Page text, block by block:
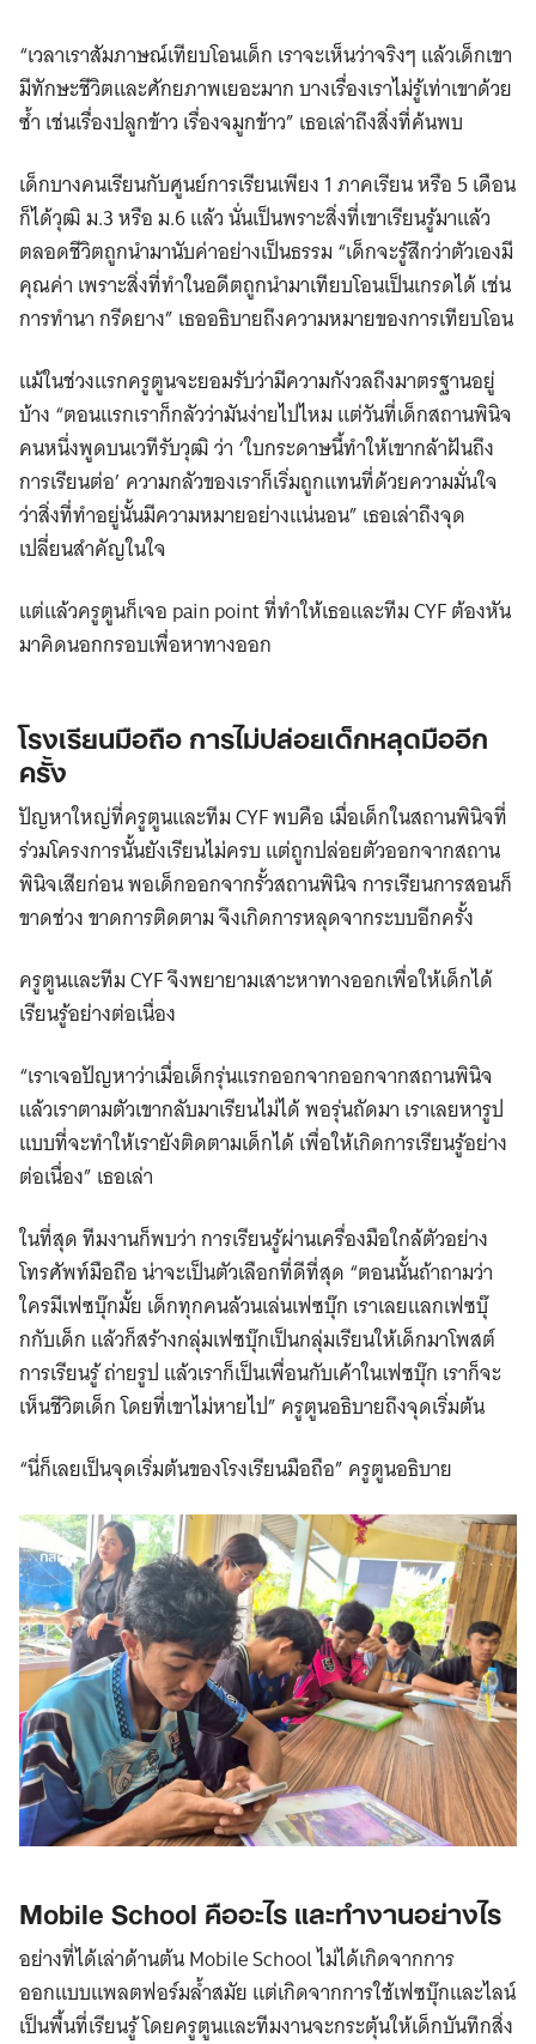
“เวลาเราสัมภาษณ์เทียบโอนเด็ก เราจะเห็นว่าจริงๆ แล้วเด็กเขา
มีทักษะชีวิตและศักยภาพเยอะมาก บางเรื่องเราไม่รู้เท่าเขาด้วย
ซ้ำ เช่นเรื่องปลูกข้าว เรื่องจมูกข้าว” เธอเล่าถึงสิ่งที่ค้นพบ
เด็กบางคนเรียนกับศูนย์การเรียนเพียง 1 ภาคเรียน หรือ 5 เดือน
ก็ได้วุฒิ ม.3 หรือ ม.6 แล้ว นั่นเป็นพราะสิ่งที่เขาเรียนรู้มาแล้ว
ตลอดชีวิตถูกนำมานับค่าอย่างเป็นธรรม “เด็กจะรู้สึกว่าตัวเองมี
คุณค่า เพราะสิ่งที่ทำในอดีตถูกนำมาเทียบโอนเป็นเกรดได้ เช่น
การทำนา กรีดยาง” เธออธิบายถึงความหมายของการเทียบโอน
แม้ในช่วงแรกครูตูนจะยอมรับว่ามีความกังวลถึงมาตรฐานอยู่
บ้าง “ตอนแรกเราก็กลัวว่ามันง่ายไปไหม แต่วันที่เด็กสถานพินิจ
คนหนึ่งพูดบนเวทีรับวุฒิ ว่า ‘ใบกระดาษนี้ทำให้เขากล้าฝันถึง
การเรียนต่อ’ ความกลัวของเราก็เริ่มถูกแทนที่ด้วยความมั่นใจ
ว่าสิ่งที่ทำอยู่นั้นมีความหมายอย่างแน่นอน” เธอเล่าถึงจุด
เปลี่ยนสำคัญในใจ
แต่แล้วครูตูนก็เจอ pain point ที่ทำให้เธอและทีม CYF ต้องหัน
มาคิดนอกกรอบเพื่อหาทางออก
โรงเรียนมือถือ การไม่ปล่อยเด็กหลุดมืออีก
ครั้ง
ปัญหาใหญ่ที่ครูตูนและทีม CYF พบคือ เมื่อเด็กในสถานพินิจที่
ร่วมโครงการนั้นยังเรียนไม่ครบ แต่ถูกปล่อยตัวออกจากสถาน
พินิจเสียก่อน พอเด็กออกจากรั้วสถานพินิจ การเรียนการสอนก็
ขาดช่วง ขาดการติดตาม จึงเกิดการหลุดจากระบบอีกครั้ง
ครูตูนและทีม CYF จึงพยายามเสาะหาทางออกเพื่อให้เด็กได้
เรียนรู้อย่างต่อเนื่อง
“เราเจอปัญหาว่าเมื่อเด็กรุ่นแรกออกจากออกจากสถานพินิจ
แล้วเราตามตัวเขากลับมาเรียนไม่ได้ พอรุ่นถัดมา เราเลยหารูป
แบบที่จะทำให้เรายังติดตามเด็กได้ เพื่อให้เกิดการเรียนรู้อย่าง
ต่อเนื่อง” เธอเล่า
ในที่สุด ทีมงานก็พบว่า การเรียนรู้ผ่านเครื่องมือใกล้ตัวอย่าง
โทรศัพท์มือถือ น่าจะเป็นตัวเลือกที่ดีที่สุด “ตอนนั้นถ้าถามว่า
ใครมีเฟซบุ๊กมั้ย เด็กทุกคนล้วนเล่นเฟซบุ๊ก เราเลยแลกเฟซบุ๊
กกับเด็ก แล้วก็สร้างกลุ่มเฟซบุ๊กเป็นกลุ่มเรียนให้เด็กมาโพสต์
การเรียนรู้ ถ่ายรูป แล้วเราก็เป็นเพื่อนกับเค้าในเฟซบุ๊ก เราก็จะ
เห็นชีวิตเด็ก โดยที่เขาไม่หายไป” ครูตูนอธิบายถึงจุดเริ่มต้น
“นี่ก็เลยเป็นจุดเริ่มต้นของโรงเรียนมือถือ” ครูตูนอธิบาย
Mobile School คืออะไร และทำงานอย่างไร
อย่างที่ได้เล่าด้านต้น Mobile School ไม่ได้เกิดจากการ
ออกแบบแพลตฟอร์มล้ำสมัย แต่เกิดจากการใช้เฟซบุ๊กและไลน์
เป็นพื้นที่เรียนรู้ โดยครูตูนและทีมงานจะกระตุ้นให้เด็กบันทึกสิ่ง